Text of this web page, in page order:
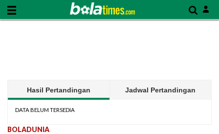
Hasil Pertandingan Jadwal Pertandingan
DATA BELUM TERSEDIA
BOLADUNIA